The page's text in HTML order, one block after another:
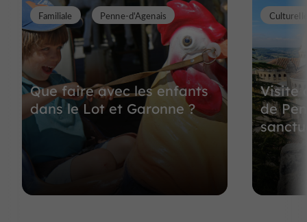
Que faire avec les enfants
dans le Lot et Garonne ?
Familiale Penne-d'Agenais
Visite
de